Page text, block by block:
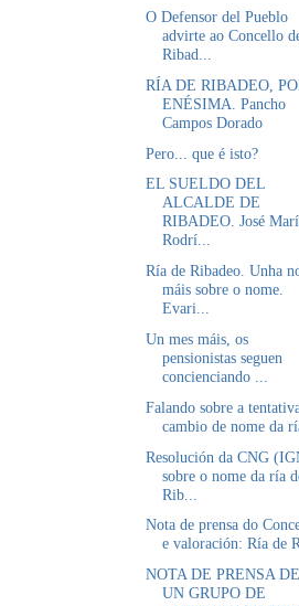
O Defensor del Pueblo
advirte ao Concello
Ribad...
RÍA DE RIBADEO,
ENÉSIMA. Pancho
Campos Dorado
Pero... que é isto?
EL SUELDO DEL
ALCALDE DE
RIBADEO. José
Rodrí...
Ría de Ribadeo. Unha
máis sobre o nome.
Evari...
Un mes máis, os
pensionistas seguen
concienciando ...
Falando sobre a
cambio de nome da
Resolución da CNG
sobre o nome da ría
Rib...
Nota de prensa do
e valoración: Ría de
NOTA DE PRENSA DE
UN GRUPO DE